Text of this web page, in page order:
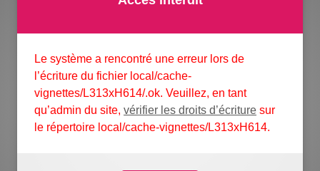
Le système a rencontré une erreur lors de
l’écriture du fichier local/cache-
vignettes/L313xH614/.ok. Veuillez, en tant
qu’admin du site, vérifier les droits d’écriture sur
le répertoire local/cache-vignettes/L313xH614.